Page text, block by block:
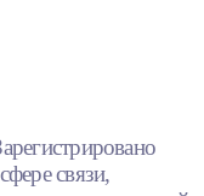
связи,